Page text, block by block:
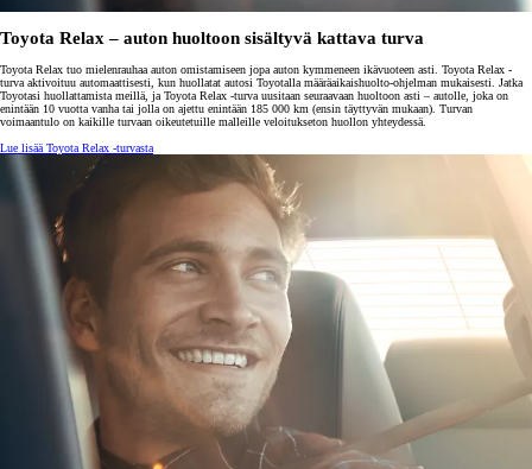
Toyota Relax – auton huoltoon sisältyvä kattava turva
Toyota Relax tuo mielenrauhaa auton omistamiseen jopa auton kymmeneen ikävuoteen asti. Toyota Relax -
turva aktivoituu automaattisesti, kun huollatat autosi Toyotalla määräaikaishuolto-ohjelman mukaisesti. Jatka
Toyotasi huollattamista meillä, ja Toyota Relax -turva uusitaan seuraavaan huoltoon asti – autolle, joka on
enintään 10 vuotta vanha tai jolla on ajettu enintään 185 000 km (ensin täyttyvän mukaan). Turvan
voimaantulo on kaikille turvaan oikeutetuille malleille veloitukseton huollon yhteydessä.
Lue lisää Toyota Relax -turvasta